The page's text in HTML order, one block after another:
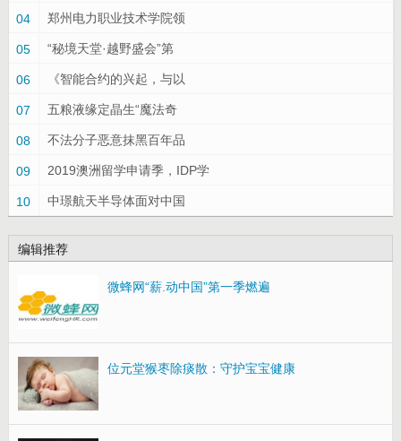
04 郑州电力职业技术学院领
05 “秘境天堂·越野盛会”第
06 《智能合约的兴起，与以
07 五粮液缘定晶生“魔法奇
08 不法分子恶意抹黑百年品
09 2019澳洲留学申请季，IDP学
10 中璟航天半导体面对中国
编辑推荐
微蜂网“薪.动中国”第一季燃遍
位元堂猴枣除痰散：守护宝宝健康